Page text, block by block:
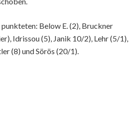
Below E. (2), Bruckner
Idrissou (5), Janik 10/2), Lehr (5/1),
(8) und Sörös (20/1).